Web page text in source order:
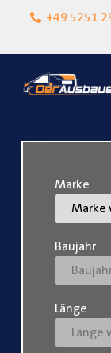
+49 5251
Marke
Baujahr
Länge